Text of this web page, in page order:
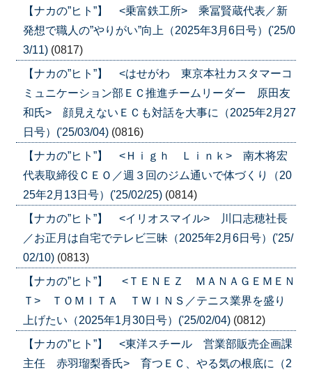
【ナカの”ヒト”】 <乗富鉄工所> 乘冨賢蔵代表／新
発想で職人の”やりがい”向上（2025年3月6日号）('25/0
3/11) (0817)
【ナカの”ヒト”】 <はせがわ 東京本社カスタマーコ
ミュニケーション部ＥＣ推進チームリーダー 原田友
和氏> 顔見えないＥＣも対話を大事に（2025年2月27
日号）('25/03/04) (0816)
【ナカの”ヒト”】 <Ｈｉｇｈ Ｌｉｎｋ> 南木将宏
代表取締役ＣＥＯ／週３回のジム通いで体づくり（20
25年2月13日号）('25/02/25) (0814)
【ナカの”ヒト”】 <イリオスマイル> 川口志穂社長
／お正月は自宅でテレビ三昧（2025年2月6日号）('25/
02/10) (0813)
【ナカの”ヒト”】 <ＴＥＮＥＺ ＭＡＮＡＧＥＭＥＮ
Ｔ> ＴＯＭＩＴＡ ＴＷＩＮＳ／テニス業界を盛り
上げたい（2025年1月30日号）('25/02/04) (0812)
【ナカの”ヒト”】 <東洋スチール 営業部販売企画課
主任 赤羽瑠梨香氏> 育つＥＣ、やる気の根底に（2